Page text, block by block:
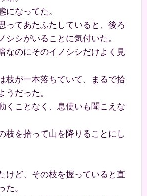
になってた。
ってあたふたしていると、後ろ
シシがいることに気付いた。
なのにそのイノシシだけよく見
枝が一本落ちていて、まるで拾
うだった。
くことなく、息使いも聞こえな
枝を拾って山を降りることにし
けど、その枝を握っていると直
た。